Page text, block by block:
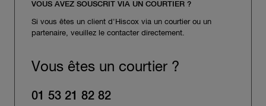
VOUS AVEZ SOUSCRIT VIA UN COURTIER ?
Si vous êtes un client d'Hiscox via un courtier ou un
partenaire, veuillez le contacter directement.
Vous êtes un courtier ?
01 53 21 82 82